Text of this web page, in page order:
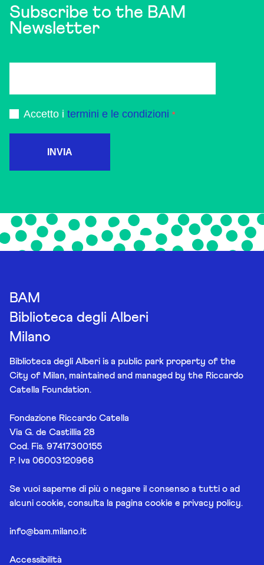
Subscribe to the BAM
Newsletter
Accetto i termini e le condizioni
INVIA
BAM
Biblioteca degli Alberi
Milano
Biblioteca degli Alberi is a public park property of the
City of Milan, maintained and managed by the Riccardo
Catella Foundation.
Fondazione Riccardo Catella
Via G. de Castillia 28
Cod. Fis. 97417300155
P. Iva 06003120968
Se vuoi saperne di più o negare il consenso a tutti o ad
alcuni cookie, consulta la pagina cookie e privacy policy.
info@bam.milano.it
Accessibilità